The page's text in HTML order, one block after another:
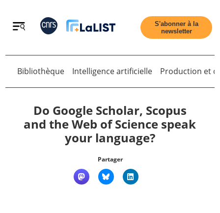
Retour
S'abonner à la
newsletter
Retour
Bibliothèque Intelligence artificielle Production et
Do Google Scholar, Scopus
and the Web of Science speak
your language?
Partager